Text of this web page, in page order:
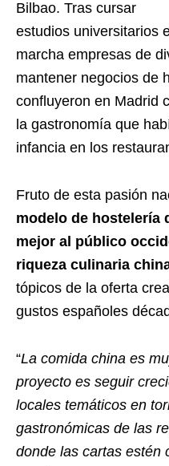
Bilbao. Tras cursar
estudios universitarios
marcha empresas de
mantener negocios de
confluyeron en Madrid
la gastronomía que
infancia en los
Fruto de esta pasión
modelo de hostelería
mejor al público
riqueza culinaria
tópicos de la oferta
gustos españoles
“La comida china es
proyecto es seguir
locales temáticos en
gastronómicas de las
donde las cartas estén